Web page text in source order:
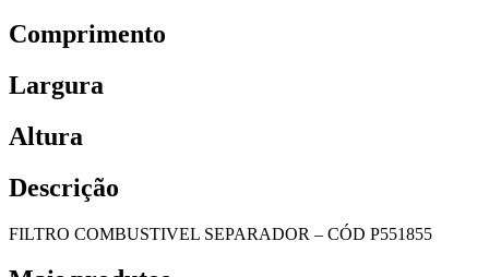
Comprimento
Largura
Altura
Descrição
FILTRO COMBUSTIVEL SEPARADOR – CÓD P551855